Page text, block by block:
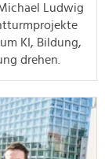
Ludwig
KI, Bildung,
drehen.